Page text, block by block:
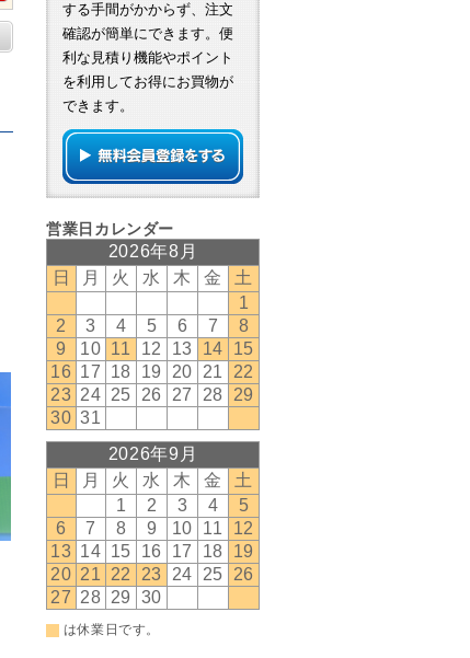
する手間がかからず、注文
確認が簡単にできます。便
利な見積り機能やポイント
を利用してお得にお買物が
できます。